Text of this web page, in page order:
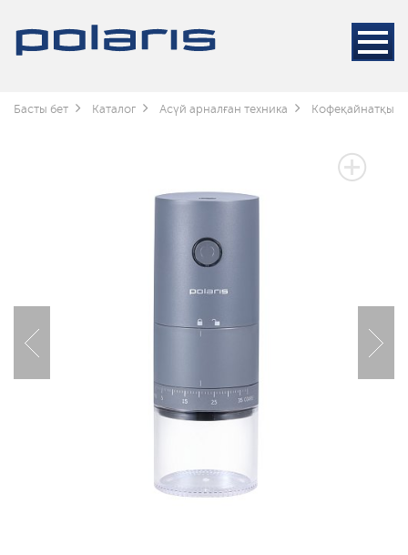
Басты бет Каталог Асүй арналған техника